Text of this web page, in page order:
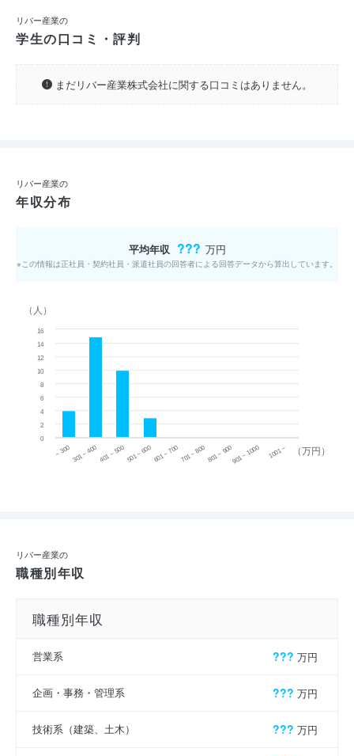
リバー産業の
学生の口コミ・評判
まだリバー産業株式会社に関する口コミはありません。
リバー産業の
年収分布
平均年収 ??? 万円
※この情報は正社員・契約社員・派遣社員の回答者による回答データから算出しています。
（万円）
（人）
~ 300 301 ~ 400 401 ~ 500501 ~ 600601 ~ 700701 ~ 800801 ~ 900901 ~ 1000 1001 ~
0
2
4
6
8
10
12
14
16
リバー産業の
職種別年収
職種別年収
営業系 ??? 万円
企画・事務・管理系 ??? 万円
技術系（建築、土木） ??? 万円